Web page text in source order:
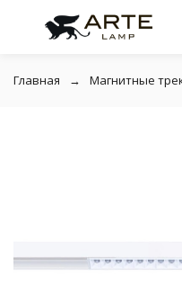
Главная Магнитные